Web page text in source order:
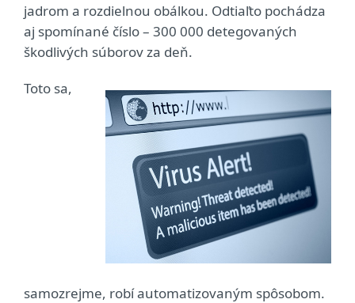
jadrom a rozdielnou obálkou. Odtiaľto pochádza
aj spomínané číslo – 300 000 detegovaných
škodlivých súborov za deň.
Toto sa,
samozrejme, robí automatizovaným spôsobom.